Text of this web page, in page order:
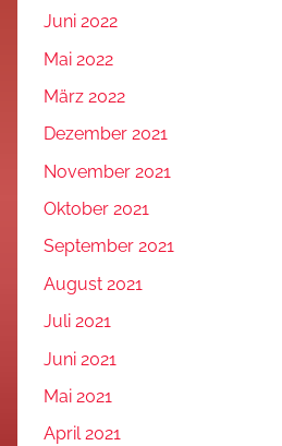
Juni 2022
Mai 2022
März 2022
Dezember 2021
November 2021
Oktober 2021
September 2021
August 2021
Juli 2021
Juni 2021
Mai 2021
April 2021